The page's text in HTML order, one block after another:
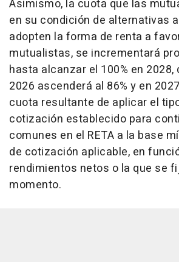
Asimismo, la cuota que las
en su condición de alternativas
adopten la forma de renta a
mutualistas, se incrementará
hasta alcanzar el 100% en
2026 ascenderá al 86% y en
cuota resultante de aplicar el
cotización establecido para
comunes en el RETA a la base
de cotización aplicable, en
rendimientos netos o la que se
momento.